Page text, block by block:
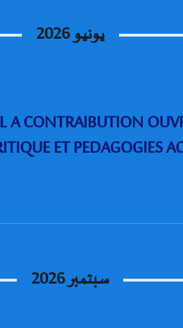
يونيو 2026
A CONTRAIBUTION
ET PEDAGOGIES
سبتمبر 2026